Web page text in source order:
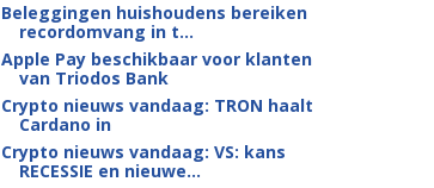
Beleggingen huishoudens bereiken
recordomvang in t...
Apple Pay beschikbaar voor klanten
van Triodos Bank
Crypto nieuws vandaag: TRON haalt
Cardano in
Crypto nieuws vandaag: VS: kans
RECESSIE en nieuwe...